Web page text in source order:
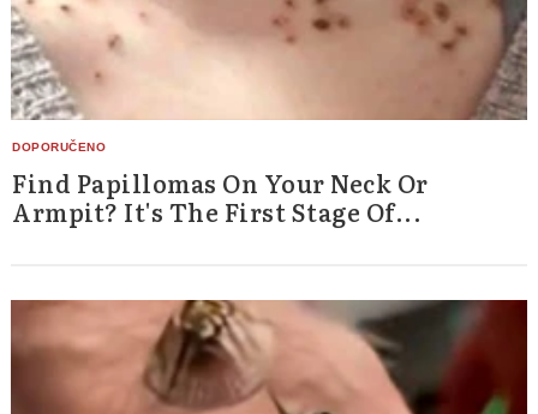
Find Papillomas On Your Neck Or
Armpit? It's The First Stage Of...